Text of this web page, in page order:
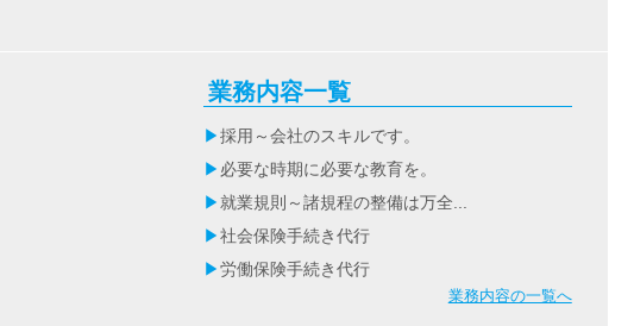
業務内容一覧
採用～会社のスキルです。
必要な時期に必要な教育を。
就業規則～諸規程の整備は万全...
社会保険手続き代行
労働保険手続き代行
業務内容の一覧へ